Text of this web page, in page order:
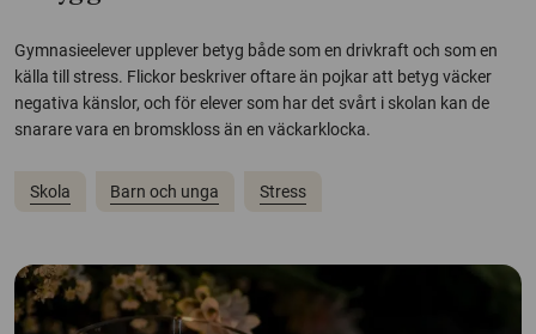
Gymnasieelever upplever betyg både som en drivkraft och som en
källa till stress. Flickor beskriver oftare än pojkar att betyg väcker
negativa känslor, och för elever som har det svårt i skolan kan de
snarare vara en bromskloss än en väckarklocka.
Skola Barn och unga Stress